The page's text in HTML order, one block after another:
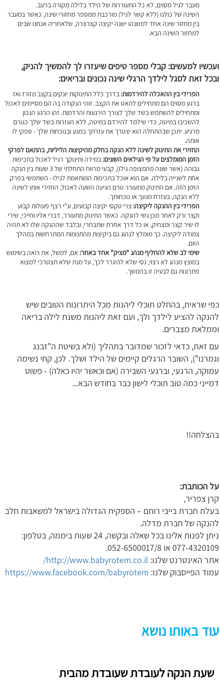
מעבר לגיל מסוים, לא כל התעוררות של הילד בלילה מקורה ברעב.
השינה של כולנו (ללא קשר לגיל) מורכבת ממספר מחזורי שינה, כאשר במעבר
בין מחזור שינה אחד למשנהו ישנה יקיצה קצרצרה, שלאחריה אנחנו שבים
למחזור השינה הבא.
ועכשיו למעשים: קבלי מספר טיפים שיעזרו לך להמשיך להניק,
ובכל זאת לסגל לילדך הרגלי שינה נכונים ובריאים:
הפרידי בין ההאכלה להירדמות: בדרך כלל התינוקות יונקים בקצב מזורז ואז
ברגע מסוים הם מתחילים להאט את הקצב. זוהי הנקודה בה הם מסיימים לאכול
ומתחילים להשתמש בשד שלך לצורך הירגעות והרדמות. זהו הרגע הנכון
להשכיבו במיטה, כדי שילמד להירדם במיטה, ללא העזרות בשד שלך כגורם
מרגיע. יתכן שבהתחלה הוא יצטרך את עזרתך במגע ובנוכחות שלך - ספקי לו
אותה.
החזירי את התינוק לשינה ללא הנקה בחלק מהיקיצות הליליות, בהתאם לפרקי
הזמן המומלצים על פי הגילאים השונים: במידה ותינוקך רגיל לאכול בתכיפות
גבוהה (אשר שונה מהמצופה גילו), קבעי מרווח התחלתי של 3 שעות בין הנקה
אחת לשנייה בלילה. אם הוא אוכל בתכיפות המותאמת לגילו - השתמשי בפרק
הזמן הזה. אם התינוק מתעורר טרם הגיעה השעה לאכול, החזירי אותו לשינה
ללא הנקה, בעזרת מגעך או נוכחותך.
הפרידי בין ההנקה ליקיצה: צרי טקסי יקיצה קבועים, ע"י רצף פעולות קבוע
וקצר ורק לאחר מכן גשי להנקה. כאשר התינוק מתעורר, דברי אליו וחייכי, שירי
לו שיר קצר ומצחיק, או כל דרך אחרת שתבחרי, ובלבד שההנקה שלו לא תהיה
צמודה ליקיצה. כך מומלץ לנהוג גם ביקיצות מהתנומות המתרחשות במהלך
היום.
שימי לב שלא להחליף מנהג "מציק" אחד באחר: אם, למשל, את רואה בשימוש
במוצץ מנהג לא רצוי, נסי שלא להיגרר לכך, על מנת שלא תצטרכי למצוא
פתרונות גם לבעיה זו בהמשך.
כפי שראית, בהחלט תוכלי ליהנות מכל היתרונות הטובים שיש
להנקה להציע לילדך ולך, ועם זאת ליהנות משנת לילה בריאה
וממלאת מצברים.
עם זאת, כדאי לזכור שמדובר בתהליך (ולא בשיטת ה"זבנג
וגמרנו"), השובר הרגלים קיימים של הילד ושלך. לכן, קחי נשימה
עמוקה, הרגעי, וברגעי השבירה (אם וכאשר יהיו כאלה) - פשוט
דמייני כמה טוב תוכלי לישון כבר בחודש הבא...
בהצלחה!!
על הכותבת:
קרן צפריר,
בעלת חברת בייבי רותם – הספקית הגדולה בישראל למשאבות חלב
להנקה של חברת מדלה.
ניתן לפנות אלינו בכל שאלה ובקשה, 24 שעות ביממה, בטלפון:
077-4320109 או 052-6500017/8.
אתר האינטרנט שלנו: http://www.babyrotem.co.il/
עמוד הפייסבוק שלנו: https://www.facebook.com/babyrotem
עוד באותו נושא
שעת הנקה לעובדת שעובדת מהבית